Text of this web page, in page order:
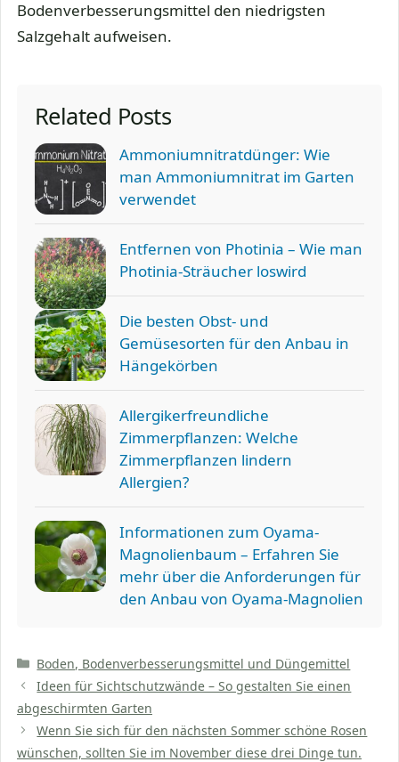
Bodenverbesserungsmittel den niedrigsten
Salzgehalt aufweisen.
Related Posts
Ammoniumnitratdünger: Wie
man Ammoniumnitrat im Garten
verwendet
Entfernen von Photinia – Wie man
Photinia-Sträucher loswird
Die besten Obst- und
Gemüsesorten für den Anbau in
Hängekörben
Allergikerfreundliche
Zimmerpflanzen: Welche
Zimmerpflanzen lindern
Allergien?
Informationen zum Oyama-
Magnolienbaum – Erfahren Sie
mehr über die Anforderungen für
den Anbau von Oyama-Magnolien
Kategorien
Boden, Bodenverbesserungsmittel und Düngemittel
Ideen für Sichtschutzwände – So gestalten Sie einen
abgeschirmten Garten
Wenn Sie sich für den nächsten Sommer schöne Rosen
wünschen, sollten Sie im November diese drei Dinge tun.